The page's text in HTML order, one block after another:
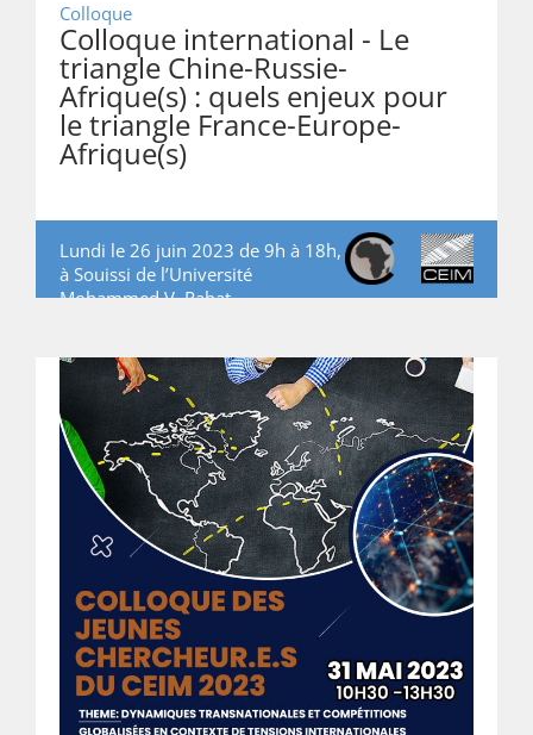
Colloque
Colloque international - Le
triangle Chine-Russie-
Afrique(s) : quels enjeux pour
le triangle France-Europe-
Afrique(s)
Lundi le 26 juin 2023 de 9h à 18h,
à Souissi de l’Université
Mohammed V, Rabat